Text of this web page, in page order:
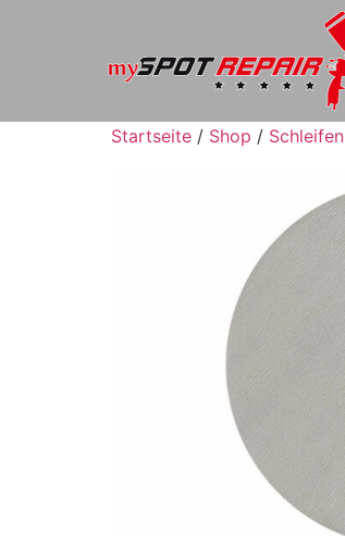
Startseite / Shop / Schleifen